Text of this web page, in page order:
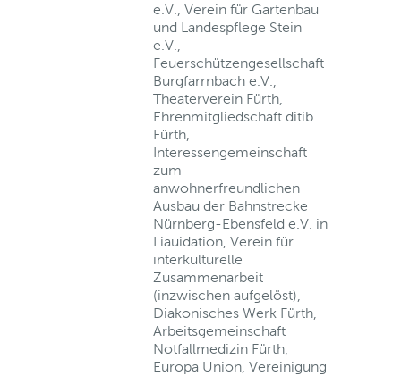
e.V., Verein für Gartenbau
und Landespflege Stein
e.V.,
Feuerschützengesellschaft
Burgfarrnbach e.V.,
Theaterverein Fürth,
Ehrenmitgliedschaft ditib
Fürth,
Interessengemeinschaft
zum
anwohnerfreundlichen
Ausbau der Bahnstrecke
Nürnberg-Ebensfeld e.V. in
Liauidation, Verein für
interkulturelle
Zusammenarbeit
(inzwischen aufgelöst),
Diakonisches Werk Fürth,
Arbeitsgemeinschaft
Notfallmedizin Fürth,
Europa Union, Vereinigung